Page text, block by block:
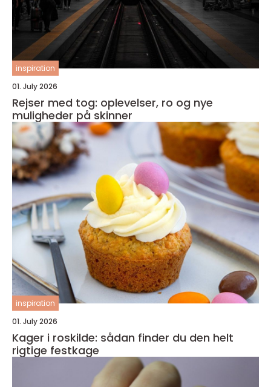
inspiration
01. July 2026
Rejser med tog: oplevelser, ro og nye
muligheder på skinner
inspiration
01. July 2026
Kager i roskilde: sådan finder du den helt
rigtige festkage